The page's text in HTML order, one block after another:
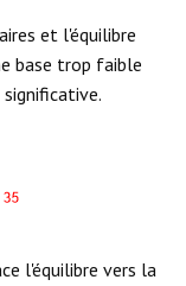
et l'équilibre
base trop faible
l'équilibre vers la